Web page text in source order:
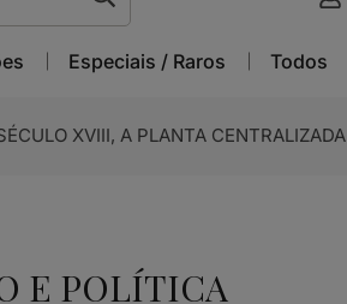
Especiais / Raros Todos
XVIII, A PLANTA CENTRALIZADA
E POLÍTICA